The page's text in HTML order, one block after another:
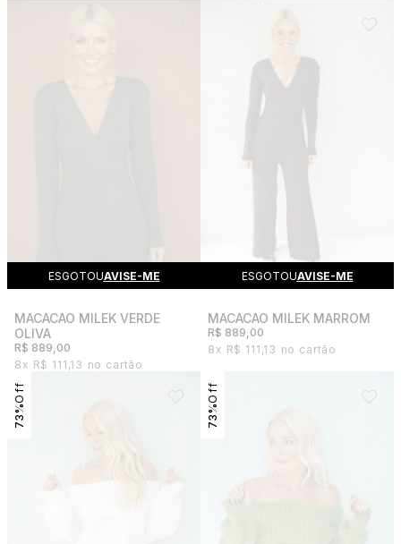
ESGOTOUAVISE-ME
MACACAO MILEK VERDE
OLIVA
R$ 889,00
8x R$ 111,13
ESGOTOUAVISE-ME
MACACAO MILEK MARROM
R$ 889,00
8x R$ 111,13
73% 73%